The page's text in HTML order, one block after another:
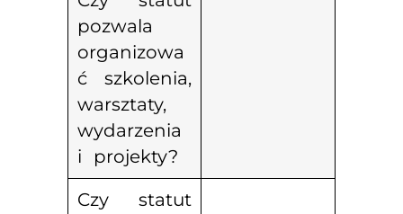
pozwala
organizowa
ć szkolenia,
warsztaty,
wydarzenia
i projekty?
Czy statut